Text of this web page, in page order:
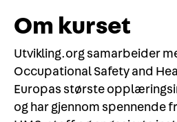
Om kurset
Utvikling.org samarbeider
Occupational Safety and
Europas største
og har gjennom spennende